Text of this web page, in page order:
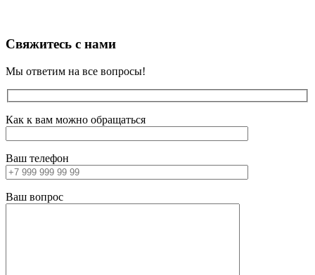
Свяжитесь с нами
Мы ответим на все вопросы!
Как к вам можно обращаться
Ваш телефон
Ваш вопрос